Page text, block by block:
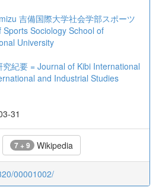
吉備国際大学社会学部スポーツ
Sports Sociology School of
University
紀要 = Journal of Kibi International
and Industrial Studies
31
7 + 9 Wikipedia
00001002/